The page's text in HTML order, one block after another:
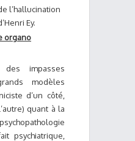
l’hallucination
Ey.
organo
impasses
modèles
d’un côté,
quant à la
psychiatrique,